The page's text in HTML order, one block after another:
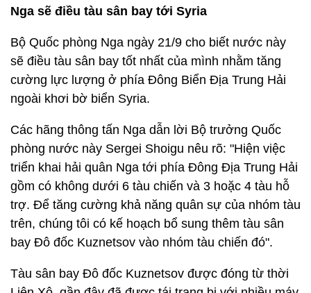
Nga sẽ điều tàu sân bay tới Syria
Bộ Quốc phòng Nga ngày 21/9 cho biết nước này
sẽ điều tàu sân bay tốt nhất của mình nhằm tăng
cường lực lượng ở phía Đông Biển Địa Trung Hải
ngoài khơi bờ biển Syria.
Các hãng thông tấn Nga dẫn lời Bộ trưởng Quốc
phòng nước này Sergei Shoigu nêu rõ: "Hiện việc
triển khai hải quân Nga tới phía Đông Địa Trung Hải
gồm có không dưới 6 tàu chiến và 3 hoặc 4 tàu hỗ
trợ. Để tăng cường khả năng quân sự của nhóm tàu
trên, chúng tôi có kế hoạch bổ sung thêm tàu sân
bay Đô đốc Kuznetsov vào nhóm tàu chiến đó".
Tàu sân bay Đô đốc Kuznetsov được đóng từ thời